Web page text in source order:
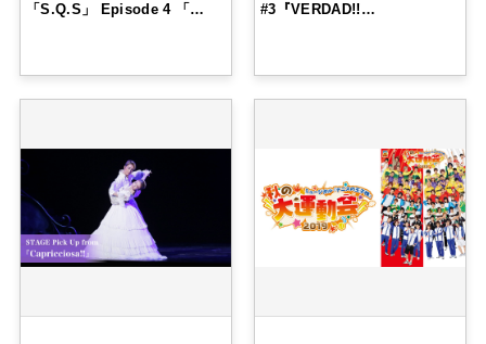
「S.Q.S」 Episode 4 「…
#3『VERDAD!!…